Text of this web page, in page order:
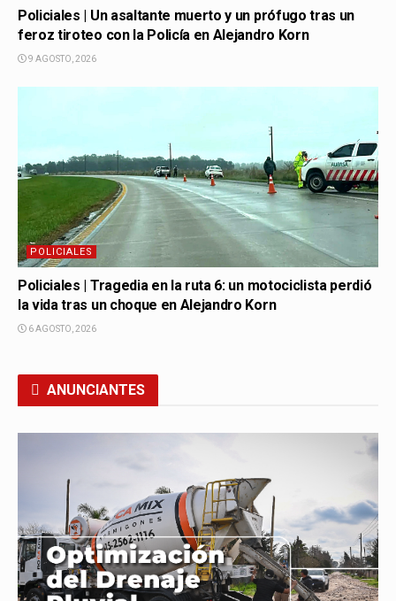
Policiales | Un asaltante muerto y un prófugo tras un
feroz tiroteo con la Policía en Alejandro Korn
9 AGOSTO, 2026
POLICIALES
Policiales | Tragedia en la ruta 6: un motociclista perdió
la vida tras un choque en Alejandro Korn
6 AGOSTO, 2026
ANUNCIANTES